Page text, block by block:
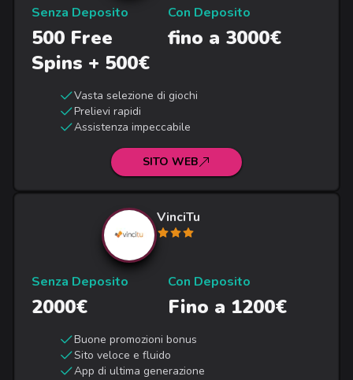
Senza Deposito
500 Free
Spins + 500€
Con Deposito
fino a 3000€
Vasta selezione di giochi
Prelievi rapidi
Assistenza impeccabile
SITO WEB
VinciTu
Senza Deposito
2000€
Con Deposito
Fino a 1200€
Buone promozioni bonus
Sito veloce e fluido
App di ultima generazione